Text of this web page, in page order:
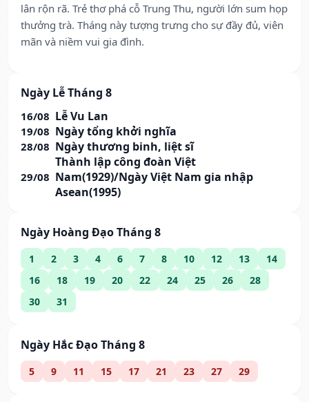
lân rộn rã. Trẻ thơ phá cỗ Trung Thu, người lớn sum họp
thưởng trà. Tháng này tượng trưng cho sự đầy đủ, viên
mãn và niềm vui gia đình.
Ngày Lễ Tháng 8
16/08 Lễ Vu Lan
19/08 Ngày tổng khởi nghĩa
28/08 Ngày thương binh, liệt sĩ
29/08
Thành lập công đoàn Việt
Nam(1929)/Ngày Việt Nam gia nhập
Asean(1995)
Ngày Hoàng Đạo Tháng 8
1 2 3 4 6 7 8 10 12 13
14
16
18 19 20 22 24 25 26
28
30
31
Ngày Hắc Đạo Tháng 8
5 9 11 15 17 21 23 27 29